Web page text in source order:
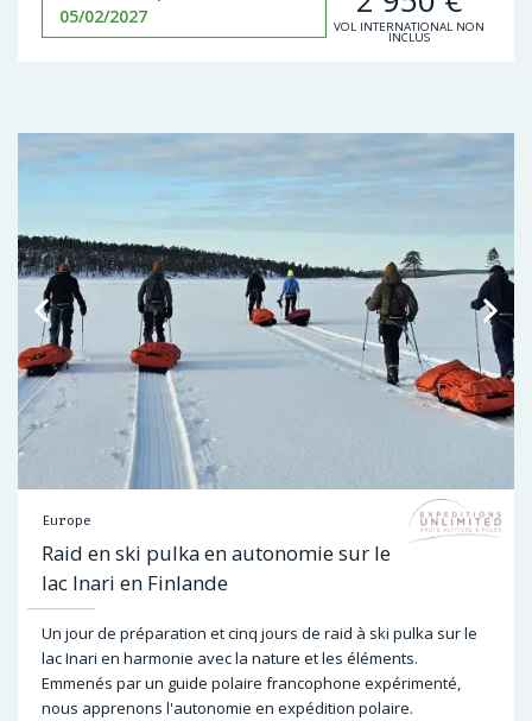
05/02/2027
VOL INTERNATIONAL NON
INCLUS
Europe
Raid en ski pulka en autonomie sur le
lac Inari en Finlande
Un jour de préparation et cinq jours de raid à ski pulka sur le
lac Inari en harmonie avec la nature et les éléments.
Emmenés par un guide polaire francophone expérimenté,
nous apprenons l'autonomie en expédition polaire.